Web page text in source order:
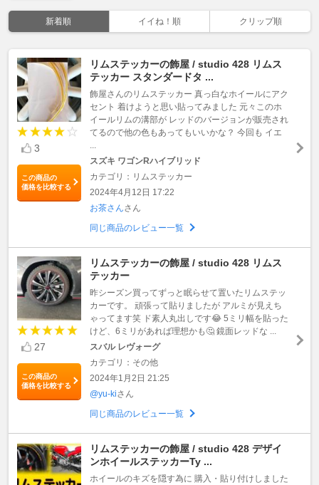
新着順 イイね！順 クリップ順
3
この商品の
価格を比較する
リムステッカーの飾屋 / studio 428 リムス
テッカー スタンダードタ ...
飾屋さんのリムステッカー 真っ白なホイールにアク
セント 着けようと思い貼ってみました 元々このホ
イールリムの溝部が レッドのバージョンが販売され
てるので他の色もあってもいいかな？ 今回も イエ
スズキ ワゴンRハイブリッド
カテゴリ：リムステッカー
2024年4月12日 17:22
お茶さんさん
同じ商品のレビュー一覧
27
この商品の
価格を比較する
リムステッカーの飾屋 / studio 428 リムス
テッカー
昨シーズン買ってずっと眠らせて置いたリムステッ
カーです。 頑張って貼りましたが アルミが見えち
ゃってます笑 ド素人丸出しです😂 5ミリ幅を貼った
けど、6ミリがあれば理想かも🤔 鏡面レッドな ...
スバル レヴォーグ
カテゴリ：その他
2024年1月2日 21:25
@yu-kiさん
同じ商品のレビュー一覧
リムステッカーの飾屋 / studio 428 デザイ
ンホイールステッカーTy ...
ホイールのキズを隠す為に 購入・貼り付けしました